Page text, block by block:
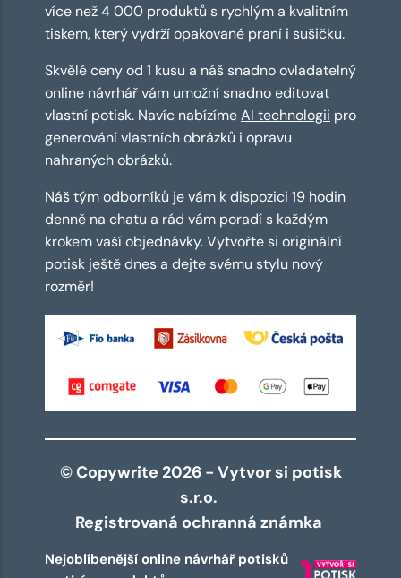
více než 4 000 produktů s rychlým a kvalitním
tiskem, který vydrží opakované praní i sušičku.
Skvělé ceny od 1 kusu a náš snadno ovladatelný
online návrhářvám umožní snadno editovat
vlastní potisk. Navíc nabízímeAI technologii pro
generování vlastních obrázků i opravu
nahraných obrázků.
Náš tým odborníků je vám k dispozici 19 hodin
denně na chatu a rád vám poradí s každým
krokem vaší objednávky. Vytvořte si originální
potisk ještě dnes a dejte svému stylu nový
rozměr!
© Copywrite 2026 - Vytvor si potisk
s.r.o.
Registrovaná ochranná známka
Nejoblíbenější online návrhář potisků